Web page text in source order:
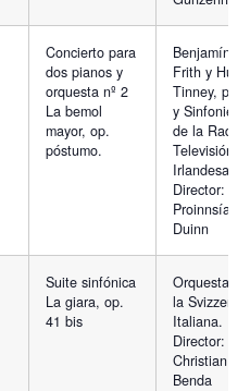
Concierto para
dos pianos y
orquesta nº 2
La bemol
mayor, op.
póstumo.
Benjamín
Frith y Hugh
Tinney,
y Sinfonietta
de la Radio
Televisión
Irlandesa.
Director:
Proinnsías
Duinn
Suite sinfónica
La giara, op.
41 bis
Orquesta de
la Svizzera
Italiana.
Director:
Christian
Benda